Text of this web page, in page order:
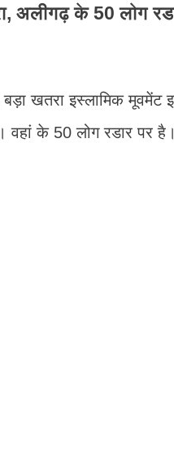
अलीगढ़ के 50 लोग
खतरा इस्लामिक मूवमेंट
वहां के 50 लोग रडार